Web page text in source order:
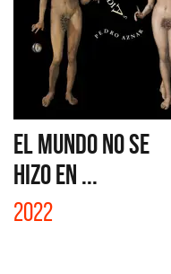
EL MUNDO NO SE
HIZO EN ...
2022